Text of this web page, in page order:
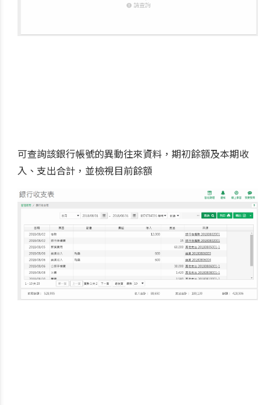
可查詢該銀行帳號的異動往來資料，期初餘額及本期收
入、支出合計，並檢視目前餘額